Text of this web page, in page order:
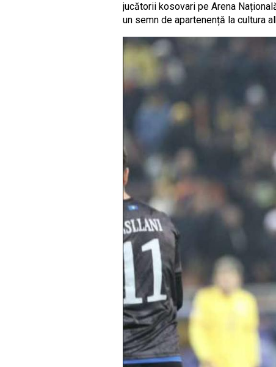
jucătorii kosovari pe Arena
un semn de apartenență la cultura